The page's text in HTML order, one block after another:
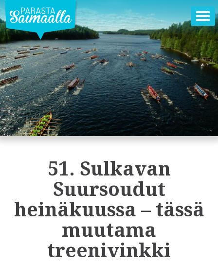
51. Sulkavan
Suursoudut
heinäkuussa – tässä
muutama
treenivinkki